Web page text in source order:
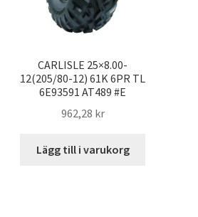
CARLISLE 25×8.00-
12(205/80-12) 61K 6PR TL
6E93591 AT489 #E
962,28 kr
Lägg till i varukorg